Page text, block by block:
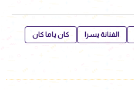
الفنانة يسرا كان ياما كان